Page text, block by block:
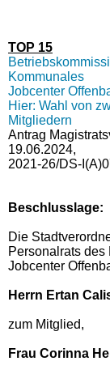
TOP 15
Kommunales
Jobcenter
Hier: Wahl von
Mitgliedern
Antrag
19.06.2024,
2021-26/DS-
Beschlusslage:
Die
Personalrats
Jobcenter
Herrn Ertan
zum Mitglied,
Frau Corinna